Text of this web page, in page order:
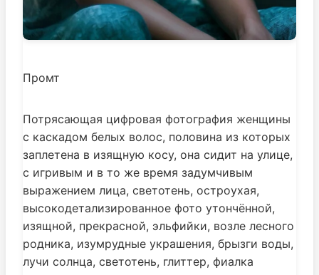
Промт
Потрясающая цифровая фотография женщины
с каскадом белых волос, половина из которых
заплетена в изящную косу, она сидит на улице,
с игривым и в то же время задумчивым
выражением лица, светотень, остроухая,
высокодетализированное фото утончённой,
изящной, прекрасной, эльфийки, возле лесного
родника, изумрудные украшения, брызги воды,
лучи солнца, светотень, глиттер, фиалка